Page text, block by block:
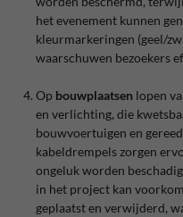
het evenement kunnen
kleurmarkeringen (geel/
waarschuwen bezoekers
Op bouwplaatsen lopen
en verlichting, die
bouwvoertuigen en
kabeldrempels zorgen
ongeluk worden
in het project kan
geplaatst en verwijderd,